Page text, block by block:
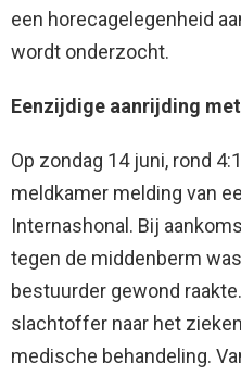
een horecagelegenheid
wordt onderzocht.
Eenzijdige aanrijding
Op zondag 14 juni, rond
meldkamer melding van
Internashonal. Bij
tegen de middenberm
bestuurder gewond
slachtoffer naar het
medische behandeling.